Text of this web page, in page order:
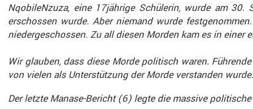
Nqobi­leN­zuza, eine 17jährige Schülerin, wurde am
erschossen wurde. Aber niemand wurde
nieder­ge­schossen. Zu all diesen Morden kam es in einer
Wir glauben, dass diese Morde politisch waren.
von vielen als Unter­stüt­zung der Morde verstanden
Der letzte Manase-Bericht (6) legte die massive